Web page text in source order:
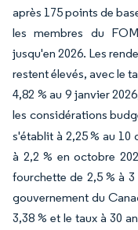
après 175 points de
les membres du
jusqu'en 2026. Les
restent élevés, avec le
4,82 % au 9 janvier
les considérations
s'établit à 2,25 % au 10
à 2,2 % en octobre
fourchette de 2,5 % à
gouvernement du
3,38 % et le taux à 30